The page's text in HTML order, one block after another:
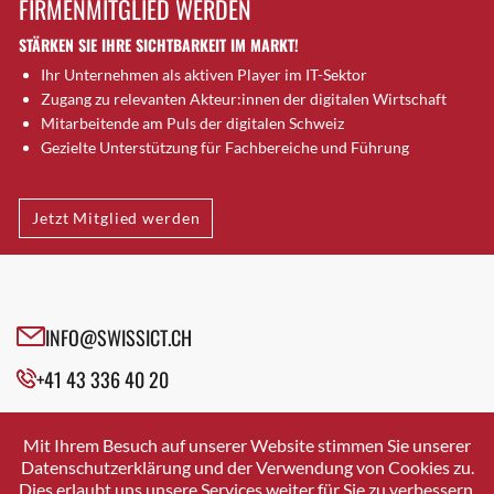
Brugg AG
Brütten
Bubendorf
Bubikon
Buchs (SG)
Bäretswil
Bülach
Cazis
Crissier
Davos Platz
Dierikon
Dietikon
FIRMENMITGLIED WERDEN
STÄRKEN SIE IHRE SICHTBARKEIT IM MARKT!
Ihr Unternehmen als aktiven Player im IT-Sektor
Zugang zu relevanten Akteur:innen der digitalen Wirtschaft
Mitarbeitende am Puls der digitalen Schweiz
Gezielte Unterstützung für Fachbereiche und Führung
Jetzt Mitglied werden
INFO@SWISSICT.CH
+41 43 336 40 20
SWISSICT
VULKANSTRASSE 120
8048 ZURICH
Mit Ihrem Besuch auf unserer Website stimmen Sie unserer
Datenschutzerklärung und der Verwendung von Cookies zu.
Dies erlaubt uns unsere Services weiter für Sie zu verbessern.